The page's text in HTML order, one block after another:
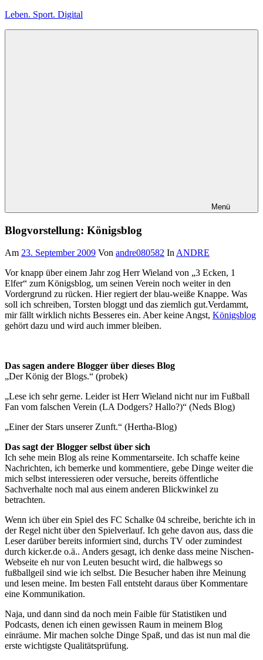
Zum
Leben. Sport. Digital
Menü
Blogvorstellung: Königsblog
Am 23. September 2009 Von andre080582 InANDRE
Vor knapp über einem Jahr zog Herr Wieland von „3 Ecken, 1
Elfer“ zum Königsblog, um seinen Verein noch weiter in den
Vordergrund zu rücken. Hier regiert der blau-weiße Knappe. Was
soll ich schreiben, Torsten bloggt und das ziemlich gut.Verdammt,
mir fällt wirklich nichts Besseres ein. Aber keine Angst, Königsblog
gehört dazu und wird auch immer bleiben.
Das sagen andere Blogger über dieses Blog
„Der König der Blogs.“ (probek)
„Lese ich sehr gerne. Leider ist Herr Wieland nicht nur im Fußball
Fan vom falschen Verein (LA Dodgers? Hallo?)“ (Neds Blog)
„Einer der Stars unserer Zunft.“ (Hertha-Blog)
Das sagt der Blogger selbst über sich
Ich sehe mein Blog als reine Kommentarseite. Ich schaffe keine
Nachrichten, ich bemerke und kommentiere, gebe Dinge weiter die
mich selbst interessieren oder versuche, bereits öffentliche
Sachverhalte noch mal aus einem anderen Blickwinkel zu
betrachten.
Wenn ich über ein Spiel des FC Schalke 04 schreibe, berichte ich in
der Regel nicht über den Spielverlauf. Ich gehe davon aus, dass die
Leser darüber bereits informiert sind, durchs TV oder zumindest
durch kicker.de o.ä.. Anders gesagt, ich denke dass meine Nischen-
Webseite eh nur von Leuten besucht wird, die halbwegs so
fußballgeil sind wie ich selbst. Die Besucher haben ihre Meinung
und lesen meine. Im besten Fall entsteht daraus über Kommentare
eine Kommunikation.
Naja, und dann sind da noch mein Faible für Statistiken und
Podcasts, denen ich einen gewissen Raum in meinem Blog
einräume. Mir machen solche Dinge Spaß, und das ist nun mal die
erste wichtigste Qualitätsprüfung.